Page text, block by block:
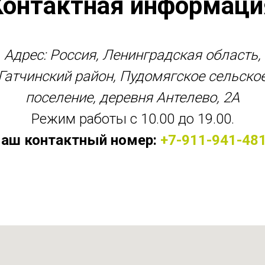
Адрес: Россия, Ленинградская область,
район, Пудомягское
поселение, деревня Антелево, 2А
Режим работы с 10.00 до 19.00.
контактный номер: +7-911-941-